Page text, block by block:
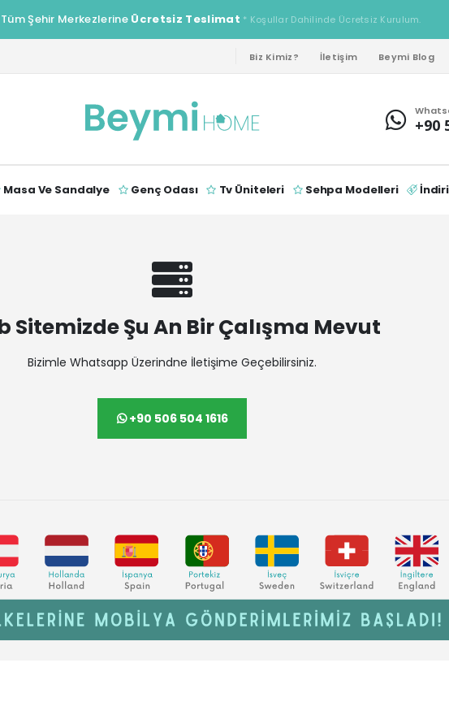
Şehir Merkezlerine Ücretsiz Teslimat * Koşullar Dahilinde Ücretsiz Kurulum.
Biz Kimiz? İletişim Beymi Blog
+90
Masa Ve Sandalye Genç Odası Tv Üniteleri Sehpa Modelleri
Sitemizde Şu An Bir Çalışma Mevut
Bizimle Whatsapp Üzerindne İletişime Geçebilirsiniz.
+90 506 504 1616